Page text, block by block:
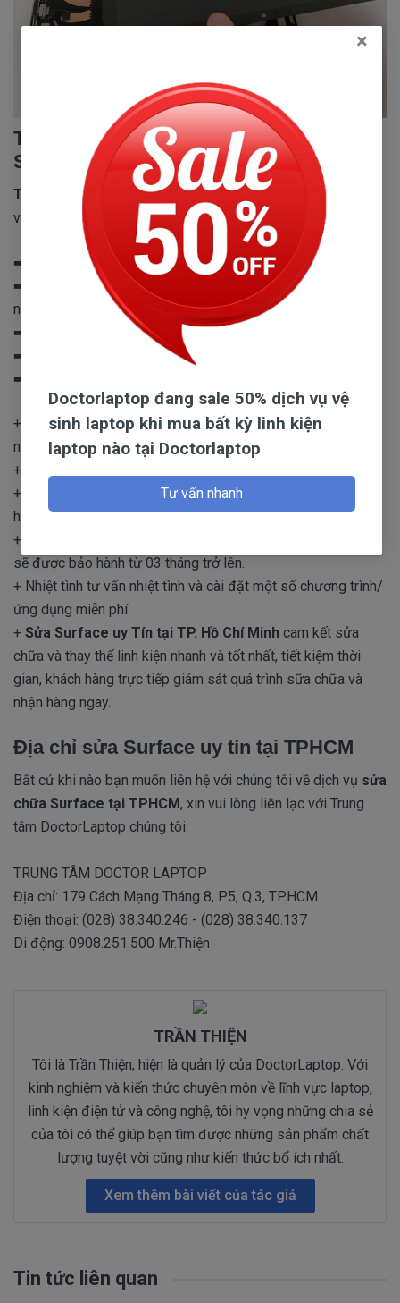
Tại sao các bạn nên chọn Sửa Chữa
Surface Uy Tín Tại DoctorLaptop
Trung Tâm Sửa Chữa Surfacecung cấp cho các bạn dịch
vụ
sửa chữa đạt chuẩnhàng đầu tại Việt Nam hiện nay:
➡️
Vị trí thuận lợi dể tìm, cơ sở vật chất và thiết bị hiện đại.
➡️
Đội ngũ Kỹ Sư và kỹ thuật viên với hơn 10 năm kinh
nghiệm.
➡️
Tận hưởng được sự phục vụ chu đáo nhất.
➡️
Chất lượng sửa chữa được ưu tiên số 1.
➡️
+ Đội ngũ kỹ thuật viên chuyên nghiệp trên 10 năm kinh
nghiệm, quy tụ nhiều chuyên gia đầu ngành.
+ Linh kiện chính hãng,mới 100%.
+ Chi phí sửa chữa cạnh tranh nhất, sửa chữa chuyên sâu,
hạn chế chi phí sửa chữa xuống mức thấp nhất cho bạn.
+ Cam kết những hư hỏng đã sửa chữa và linh kiện thay thế
sẽ được bảo hành từ 03 tháng trở lên.
+ Nhiệt tình tư vấn nhiệt tình và cài đặt một số chương trình/
ứng dụng miễn phí.
+ Sửa Surface uy Tín tại TP. Hồ Chí Minh cam kết sửa
chữa và thay thế linh kiện nhanh và tốt nhất, tiết kiệm thời
gian, khách hàng trực tiếp giám sát quá trình sữa chữa và
nhận hàng ngay.
Địa chỉ sửa Surface uy tín tại TPHCM
Bất cứ khi nào bạn muốn liên hệ với chúng tôi về dịch vụ sửa
chữa Surface tại TPHCM, xin vui lòng liên lạc với Trung
tâm DoctorLaptop chúng tôi:
TRUNG TÂM DOCTOR LAPTOP
Địa chỉ: 179 Cách Mạng Tháng 8, P.5, Q.3, TP.HCM
Điện thoại: (028) 38.340.246 - (028) 38.340.137
Di động: 0908.251.500 Mr.Thiện
TRẦN THIỆN
Tôi là Trần Thiện, hiện là quản lý của DoctorLaptop. Với
kinh nghiệm và kiến thức chuyên môn về lĩnh vực laptop,
linh kiện điện tử và công nghệ, tôi hy vọng những chia sẻ
của tôi có thể giúp bạn tìm được những sản phẩm chất
lượng tuyệt vời cũng như kiến thức bổ ích nhất.
Xem thêm bài viết của tác giả
Tin tức liên quan
×
Doctorlaptop đang sale 50% dịch vụ vệ
sinh laptop khi mua bất kỳ linh kiện
laptop nào tại Doctorlaptop
Tư vấn nhanh